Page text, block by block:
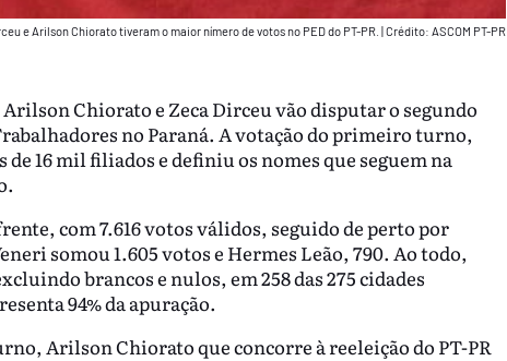
e Arilson Chiorato tiveram o maior nímero de votos no PED do PT-PR. Crédito: ASCOM PT-PR
Chiorato e Zeca Dirceu vão disputar o segundo
no Paraná. A votação do primeiro turno,
16 mil filiados e definiu os nomes que seguem na
com 7.616 votos válidos, seguido de perto por
somou 1.605 votos e Hermes Leão, 790. Ao todo,
brancos e nulos, em 258 das 275 cidades
94% da apuração.
Arilson Chiorato que concorre à reeleição do PT-PR